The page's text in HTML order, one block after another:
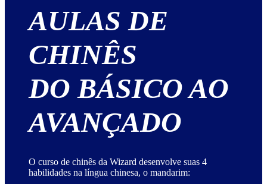
AULAS DE
CHINÊS
DO BÁSICO AO
AVANÇADO
O curso de chinês da Wizard desenvolve suas 4
habilidades na língua chinesa, o mandarim: